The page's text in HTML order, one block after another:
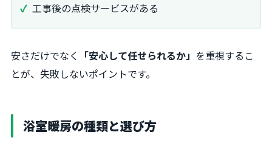
工事後の点検サービスがある
安さだけでなく 「安心して任せられるか」 を重視するこ
とが、失敗しないポイントです。
浴室暖房の種類と選び方